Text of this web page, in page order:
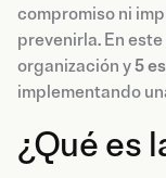
compromiso ni
prevenirla. En
organización y5
implementando
¿Qué es